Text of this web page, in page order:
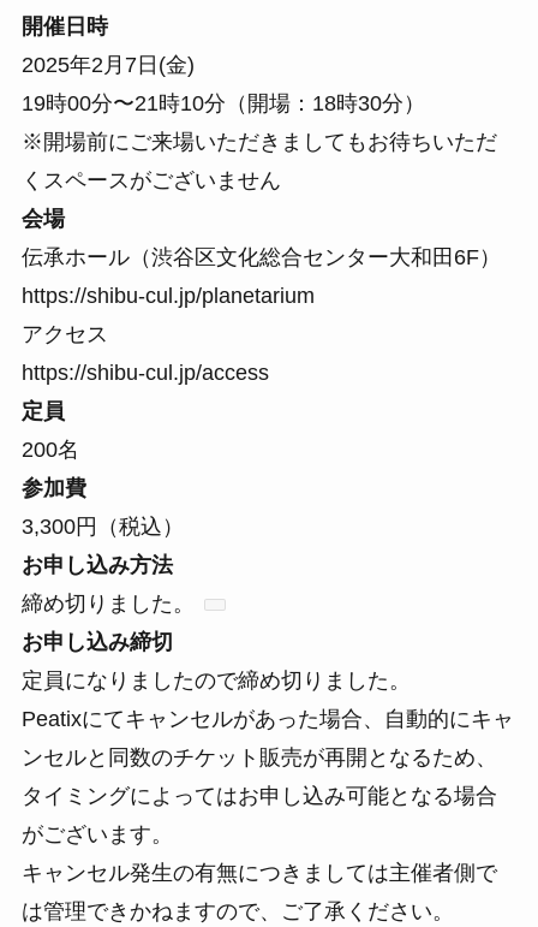
開催日時
2025年2月7日(金)
19時00分〜21時10分（開場：18時30分）
※開場前にご来場いただきましてもお待ちいただ
くスペースがございません
会場
伝承ホール（渋谷区文化総合センター大和田6F）
https://shibu-cul.jp/planetarium
アクセス
https://shibu-cul.jp/access
定員
200名
参加費
3,300円（税込）
お申し込み方法
締め切りました。
お申し込み締切
定員になりましたので締め切りました。
Peatixにてキャンセルがあった場合、自動的にキャ
ンセルと同数のチケット販売が再開となるため、
タイミングによってはお申し込み可能となる場合
がございます。
キャンセル発生の有無につきましては主催者側で
は管理できかねますので、ご了承ください。